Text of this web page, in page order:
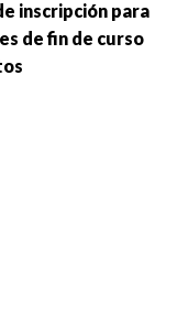
inscripción para
de fin de curso